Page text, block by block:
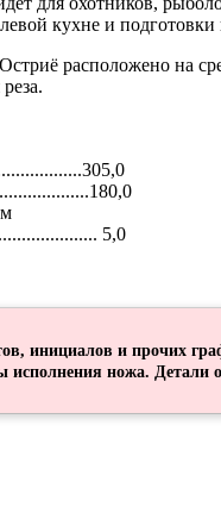
кухне и
расположено на
5,0
мм
инициалов и прочих
ножа. Детали